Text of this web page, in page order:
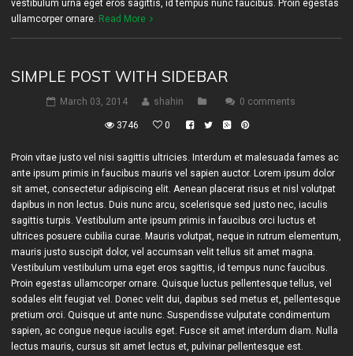
vestibulum urna eget eros sagittis, id tempus nunc faucibus. Proin egestas
ullamcorper ornare. Read More
SIMPLE POST WITH SIDEBAR
March 03, 2014 shahin 0 comments
3746 0
Proin vitae justo vel nisi sagittis ultricies. Interdum et malesuada fames ac
ante ipsum primis in faucibus mauris vel sapien auctor. Lorem ipsum dolor
sit amet, consectetur adipiscing elit. Aenean placerat risus et nisl volutpat
dapibus in non lectus. Duis nunc arcu, scelerisque sed justo nec, iaculis
sagittis turpis. Vestibulum ante ipsum primis in faucibus orci luctus et
ultrices posuere cubilia curae. Mauris volutpat, neque in rutrum elementum,
mauris justo suscipit dolor, vel accumsan velit tellus sit amet magna.
Vestibulum vestibulum urna eget eros sagittis, id tempus nunc faucibus.
Proin egestas ullamcorper ornare. Quisque luctus pellentesque tellus, vel
sodales elit feugiat vel. Donec velit dui, dapibus sed metus et, pellentesque
pretium orci. Quisque ut ante nunc. Suspendisse vulputate condimentum
sapien, ac congue neque iaculis eget. Fusce sit amet interdum diam. Nulla
lectus mauris, cursus sit amet lectus et, pulvinar pellentesque est.